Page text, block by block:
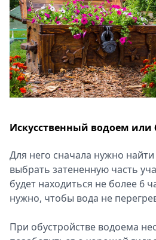
Искусственный водоем или
Для него сначала нужно
выбрать затененную часть
будет находиться не более 6
нужно, чтобы вода не
При обустройстве водоема